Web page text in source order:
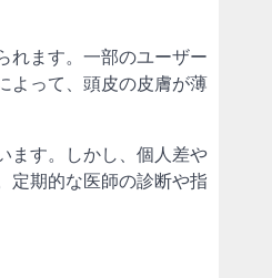
れます。一部のユーザー
よって、頭皮の皮膚が薄
ます。しかし、個人差や
定期的な医師の診断や指